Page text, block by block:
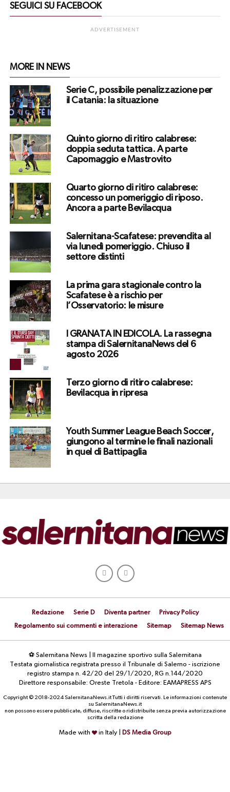
SEGUICI SU FACEBOOK
ADVERTISEMENT
MORE IN NEWS
Serie C, possibile penalizzazione per
il Catania: la situazione
Quinto giorno di ritiro calabrese:
doppia seduta tattica. A parte
Capomaggio e Mastrovito
Quarto giorno di ritiro calabrese:
concesso un pomeriggio di riposo.
Ancora a parte Bevilacqua
Salernitana-Scafatese: prevendita al
via lunedì pomeriggio. Chiuso il
settore distinti
La prima gara stagionale contro la
Scafatese è a rischio per
l’Osservatorio: le misure
I GRANATA IN EDICOLA. La rassegna
stampa di SalernitanaNews del 6
agosto 2026
Terzo giorno di ritiro calabrese:
Bevilacqua in ripresa
Youth Summer League Beach Soccer,
giungono al termine le finali nazionali
in quel di Battipaglia
Redazione Serie D Diventa partner
Privacy Policy
Regolamento sui commenti e interazione
Sitemap Sitemap News
⚽ Salernitana News | Il magazine sportivo sulla Salernitana
Testata giornalistica registrata presso il Tribunale di Salerno - iscrizione
registro stampa n. 42/20 del 29/1/2020, RG n.144/2020
Direttore responsabile: Oreste Tretola - Editore: EAMAPRESS APS
Copyright © 2018-2024 SalernitanaNews.it Tutti i diritti riservati. Le informazioni contenute
su SalernitanaNews.it
non possono essere pubblicate, diffuse, riscritte o ridistribuite senza previa autorizzazione
scritta della redazione
Made with in Italy | DS Media Group